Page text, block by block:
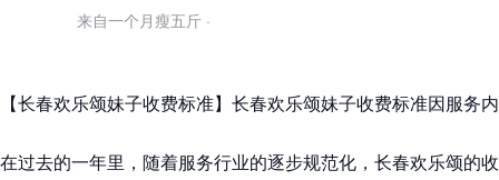
来自一个月瘦五斤 ·
【长春欢乐颂妹子收费标准】长春欢乐颂妹子收费标准因服务
在过去的一年里，随着服务行业的逐步规范化，长春欢乐颂的